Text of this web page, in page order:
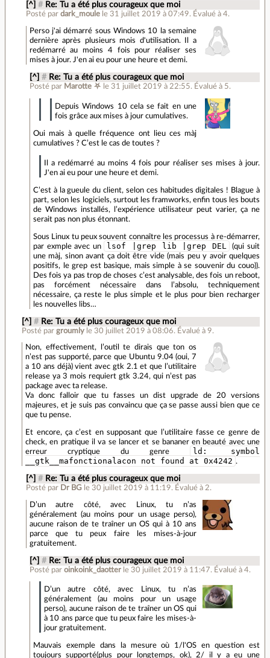
[^] # Re: Tu a été plus courageux que moi
Posté par dark_moule le 31 juillet 2019 à 07:49. Évalué à 4.
Perso j'ai démarré sous Windows 10 la semaine
dernière après plusieurs mois d'utilisation. Il a
redémarré au moins 4 fois pour réaliser ses
mises à jour. J'en ai eu pour une heure et demi.
[^] # Re: Tu a été plus courageux que moi
Posté par Marotte ⛧ le 31 juillet 2019 à 22:55. Évalué à 5.
Depuis Windows 10 cela se fait en une
fois grâce aux mises à jour cumulatives.
Oui mais à quelle fréquence ont lieu ces màj
cumulatives ? C’est le cas de toutes ?
Il a redémarré au moins 4 fois pour réaliser ses mises à jour.
J'en ai eu pour une heure et demi.
C’est à la gueule du client, selon ces habitudes digitales ! Blague à
part, selon les logiciels, surtout les framworks, enfin tous les bouts
de Windows installés, l’expérience utilisateur peut varier, ça ne
serait pas non plus étonnant.
Sous Linux tu peux souvent connaître les processus à re-démarrer,
par exmple avec un
lsof |grep lib |grep DEL
(qui suit
une màj, sinon avant ça doit être vide (mais peu y avoir quelques
positifs, le grep est basique, mais simple à se souvenir du couo)).
Des fois ya pas trop de choses c’est analysable, des fois un reboot,
pas forcément nécessaire dans l’absolu, techniquement
nécessaire, ça reste le plus simple et le plus pour bien recharger
les nouvelles libs…
[^] # Re: Tu a été plus courageux que moi
Posté pargroumly le 30 juillet 2019 à 08:06. Évalué à9.
Non, effectivement, l’outil te dirais que ton os
n’est pas supporté, parce que Ubuntu 9.04 (oui, 7
a 10 ans déjà) vient avec gtk 2.1 et que l’utilitaire
release ya 3 mois requiert gtk 3.24, qui n’est pas
package avec ta release.
Va donc falloir que tu fasses un dist upgrade de 20 versions
majeures, et je suis pas convaincu que ça se passe aussi bien que ce
que tu pense.
Et encore, ça c’est en supposant que l’utilitaire fasse ce genre de
check, en pratique il va se lancer et se bananer en beauté avec une
erreur cryptique du genre
ld: symbol
__gtk__mafonctionalacon not found at 0x4242 .
[^] # Re: Tu a été plus courageux que moi
Posté par Dr BG le 30 juillet 2019 à 11:19. Évalué à 2.
D’un autre côté, avec Linux, tu n’as
généralement (au moins pour un usage perso),
aucune raison de te traîner un OS qui à 10 ans
parce que tu peux faire les mises-à-jour
gratuitement.
[^] # Re: Tu a été plus courageux que moi
Posté par oinkoink_daotter le 30 juillet 2019 à 11:47. Évalué à 4.
D’un autre côté, avec Linux, tu n’as
généralement (au moins pour un usage
perso), aucune raison de te traîner un OS qui
à 10 ans parce que tu peux faire les mises-à-
jour gratuitement.
Mauvais exemple dans la mesure où 1/l'OS en question est
toujours supporté(plus pour longtemps, ok), 2/ il y a eu une